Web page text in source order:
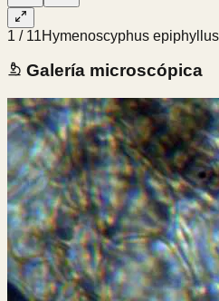
1 / 11Hymenoscyphus
Galería microscópica